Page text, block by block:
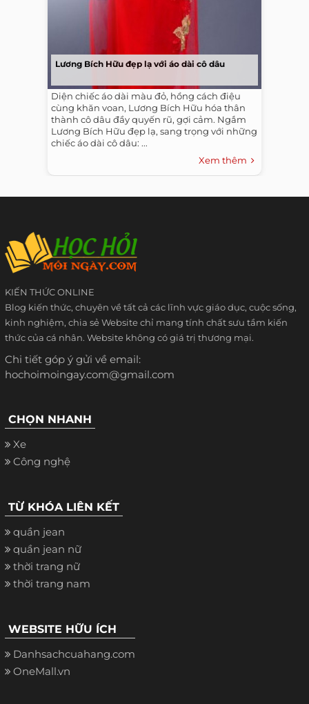
Lương Bích Hữu đẹp lạ với áo dài cô dâu
Diện chiếc áo dài màu đỏ, hồng cách điệu
cùng khăn voan, Lương Bích Hữu hóa thân
thành cô dâu đầy quyến rũ, gợi cảm. Ngắm
Lương Bích Hữu đẹp lạ, sang trọng với những
chiếc áo dài cô dâu: ...
Xem thêm
KIẾN THỨC ONLINE
Blog kiến thức, chuyên về tất cả các lĩnh vực giáo dục, cuộc sống,
kinh nghiệm, chia sẻ Website chỉ mang tính chất sưu tầm kiến
thức của cá nhân. Website không có giá trị thương mại.
Chi tiết góp ý gửi về email:
hochoimoingay.com@gmail.com
CHỌN NHANH
Xe
Công nghệ
TỪ KHÓA LIÊN KẾT
quần jean
quần jean nữ
thời trang nữ
thời trang nam
WEBSITE HỮU ÍCH
Danhsachcuahang.com
OneMall.vn